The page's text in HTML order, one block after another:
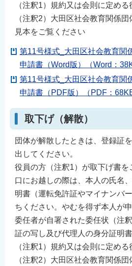
（注釈1）規約又は会則に定める
（注釈2）大田区社会教育関係
見本をご覧ください
第11号様式_大田区社会教育関
申請書（Word版）（Word：
第11号様式_大田区社会教育関
申請書（PDF版）（PDF：68KB
取下げ（解散）
団体が解散したときは、登録証
出してください。
役員の方（注釈1）が取下げ書を
口にお越しの際は、本人の氏名
明書（運転免許証やマイナンバ
ちください。やむを得ず本人が
委任者が自署された委任状（注
証の写し及び代理人の身分証明
（注釈1）規約又は会則に定める
（注釈2）大田区社会教育関係